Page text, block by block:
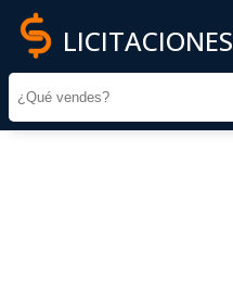
LICITACIONES